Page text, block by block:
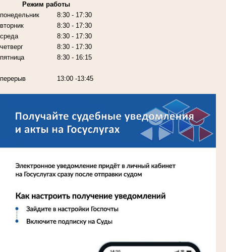
Режим работы
понедельник
вторник
среда
четверг
пятница
перерыв
8:30 - 17:30
8:30 - 17:30
8:30 - 17:30
8:30 - 17:30
8:30 - 16:15
13:00 -13:45